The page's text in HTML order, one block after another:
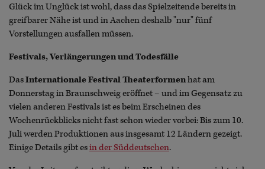
Glück im Unglück ist wohl, dass das Spielzeitende bereits in
greifbarer Nähe ist und in Aachen deshalb "nur" fünf
Vorstellungen ausfallen müssen.
Festivals, Verlängerungen und Todesfälle
DasInternationale Festival Theaterformenhat am
Donnerstag in Braunschweig eröffnet – und im Gegensatz zu
vielen anderen Festivals ist es beim Erscheinen des
Wochenrückblicks nicht fast schon wieder vorbei: Bis zum 10.
Juli werden Produktionen aus insgesamt 12 Ländern gezeigt.
Einige Details gibt esin der Süddeutschen.